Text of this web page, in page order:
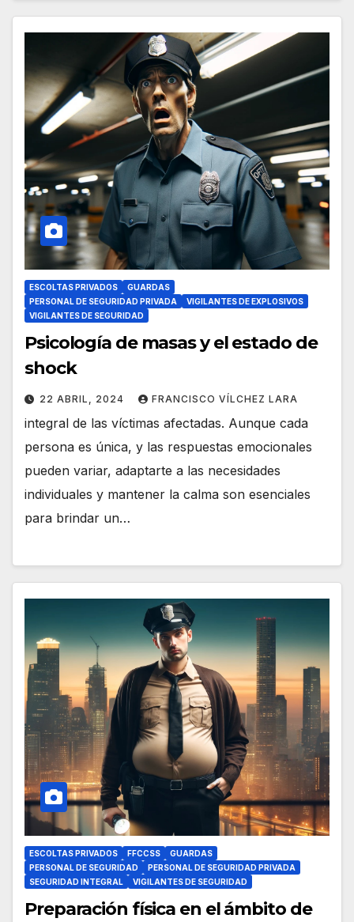
ESCOLTAS PRIVADOS
GUARDAS
PERSONAL DE SEGURIDAD PRIVADA
VIGILANTES DE EXPLOSIVOS
VIGILANTES DE SEGURIDAD
Psicología de masas y el estado de
shock
22 ABRIL, 2024 FRANCISCO VÍLCHEZ LARA
integral de las víctimas afectadas. Aunque cada
persona es única, y las respuestas emocionales
pueden variar, adaptarte a las necesidades
individuales y mantener la calma son esenciales
para brindar un…
ESCOLTAS PRIVADOS FFCCSS
GUARDAS
PERSONAL DE SEGURIDAD
PERSONAL DE SEGURIDAD PRIVADA
SEGURIDAD INTEGRAL
VIGILANTES DE SEGURIDAD
Preparación física en el ámbito de